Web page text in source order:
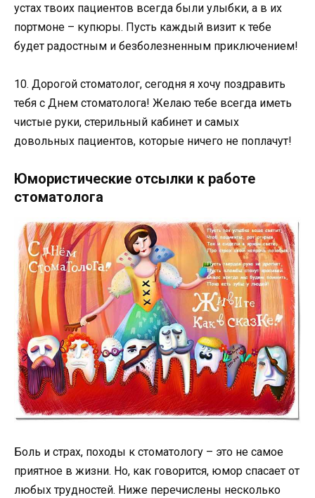
устах твоих пациентов всегда были улыбки, а в их
портмоне – купюры. Пусть каждый визит к тебе
будет радостным и безболезненным приключением!
10. Дорогой стоматолог, сегодня я хочу поздравить
тебя с Днем стоматолога! Желаю тебе всегда иметь
чистые руки, стерильный кабинет и самых
довольных пациентов, которые ничего не поплачут!
Юмористические отсылки к работе
стоматолога
Боль и страх, походы к стоматологу – это не самое
приятное в жизни. Но, как говорится, юмор спасает от
любых трудностей. Ниже перечислены несколько